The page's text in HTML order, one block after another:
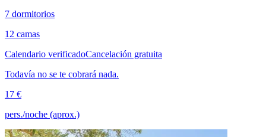
7 dormitorios
12 camas
Calendario verificadoCancelación gratuita
Todavía no se te cobrará nada.
17 €
pers./noche (aprox.)